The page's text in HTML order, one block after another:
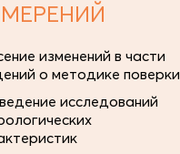
изменений в части
о методике поверки
исследований